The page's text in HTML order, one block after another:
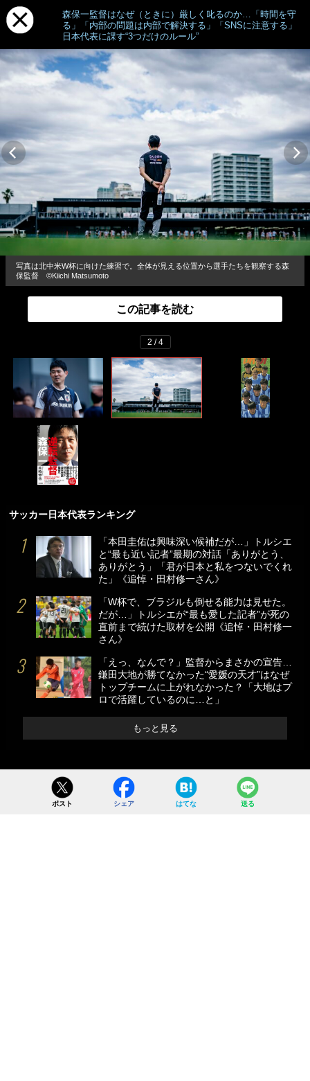
森保一監督はなぜ（ときに）厳しく叱るのか…「時間を守
る」「内部の問題は内部で解決する」「SNSに注意する」
日本代表に課す“3つだけのルール”
写真は北中米W杯に向けた練習で。全体が見える位置から選手たちを観察する森
保監督 ©Kiichi Matsumoto
この記事を読む
2 / 4
サッカー日本代表ランキング
「本田圭佑は興味深い候補だが…」トルシエ
と“最も近い記者”最期の対話「ありがとう、
ありがとう」「君が日本と私をつないでくれ
た」《追悼・田村修一さん》
「W杯で、ブラジルも倒せる能力は見せた。
だが…」トルシエが“最も愛した記者”が死の
直前まで続けた取材を公開《追悼・田村修一
さん》
「えっ、なんで？」監督からまさかの宣告…
鎌田大地が勝てなかった“愛媛の天才”はなぜ
トップチームに上がれなかった？「大地はプ
ロで活躍しているのに…と」
もっと見る
ポスト シェア はてな 送る